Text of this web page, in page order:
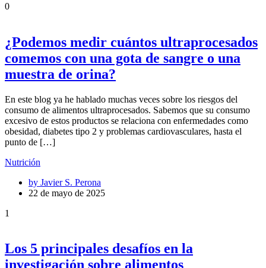
0
¿Podemos medir cuántos ultraprocesados
comemos con una gota de sangre o una
muestra de orina?
En este blog ya he hablado muchas veces sobre los riesgos del
consumo de alimentos ultraprocesados. Sabemos que su consumo
excesivo de estos productos se relaciona con enfermedades como
obesidad, diabetes tipo 2 y problemas cardiovasculares, hasta el
punto de […]
Nutrición
by Javier S. Perona
22 de mayo de 2025
1
Los 5 principales desafíos en la
investigación sobre alimentos